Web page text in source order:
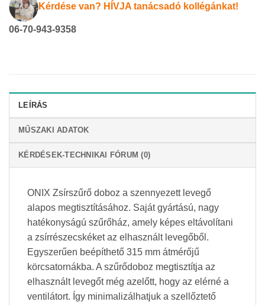
Kérdése van? HÍVJA tanácsadó kollégánkat!
06-70-943-9358
LEÍRÁS
MŰSZAKI ADATOK
KÉRDÉSEK-TECHNIKAI FÓRUM (0)
ONIX Zsírszűrő doboz a szennyezett levegő
alapos megtisztításához. Saját gyártású, nagy
hatékonyságú szűrőház, amely képes eltávolítani
a zsírrészecskéket az elhasznált levegőből.
Egyszerűen beépíthető 315 mm átmérőjű
körcsatornákba. A szűrődoboz megtisztítja az
elhasznált levegőt még azelőtt, hogy az elérné a
ventilátort. Így minimalizálhatjuk a szellőztető